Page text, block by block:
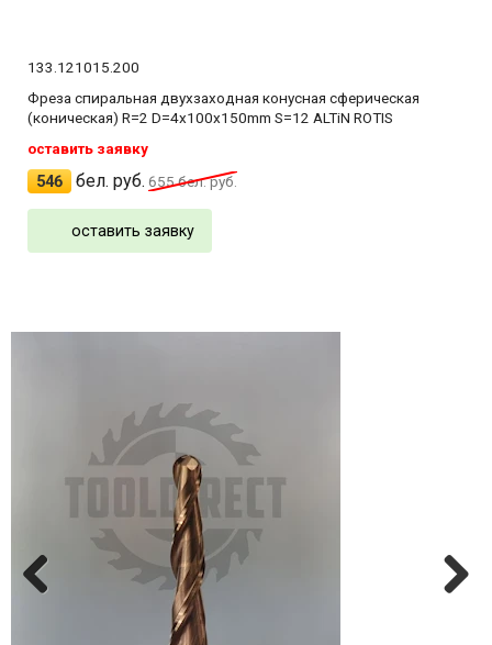
133.121015.200
Фреза спиральная двухзаходная конусная сферическая
(коническая) R=2 D=4x100x150mm S=12 ALTiN ROTIS
оставить заявку
546 бел. руб. 655бел. руб.
оставить заявку